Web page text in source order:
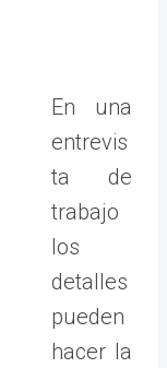
En una
entrevis
ta de
trabajo
los
detalles
pueden
hacer la